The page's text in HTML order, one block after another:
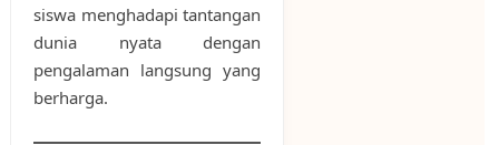
siswa menghadapi tantangan
dunia nyata dengan
pengalaman langsung yang
berharga.